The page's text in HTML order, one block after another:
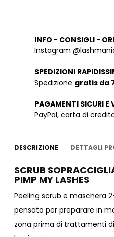
INFO - CONSIGLI -
Instagram
SPEDIZIONI
Spedizione gratis da
PAGAMENTI SICURI E
PayPal, carta di
DESCRIZIONE DETTAGLI
SCRUB
PIMP MY LASHES
Peeling scrub e maschera
pensato per preparare in
zona prima di trattamenti